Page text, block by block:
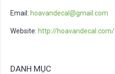
Email: hoavandecal@gmail.com
Website: http://hoavandecal.com/
DANH MỤC